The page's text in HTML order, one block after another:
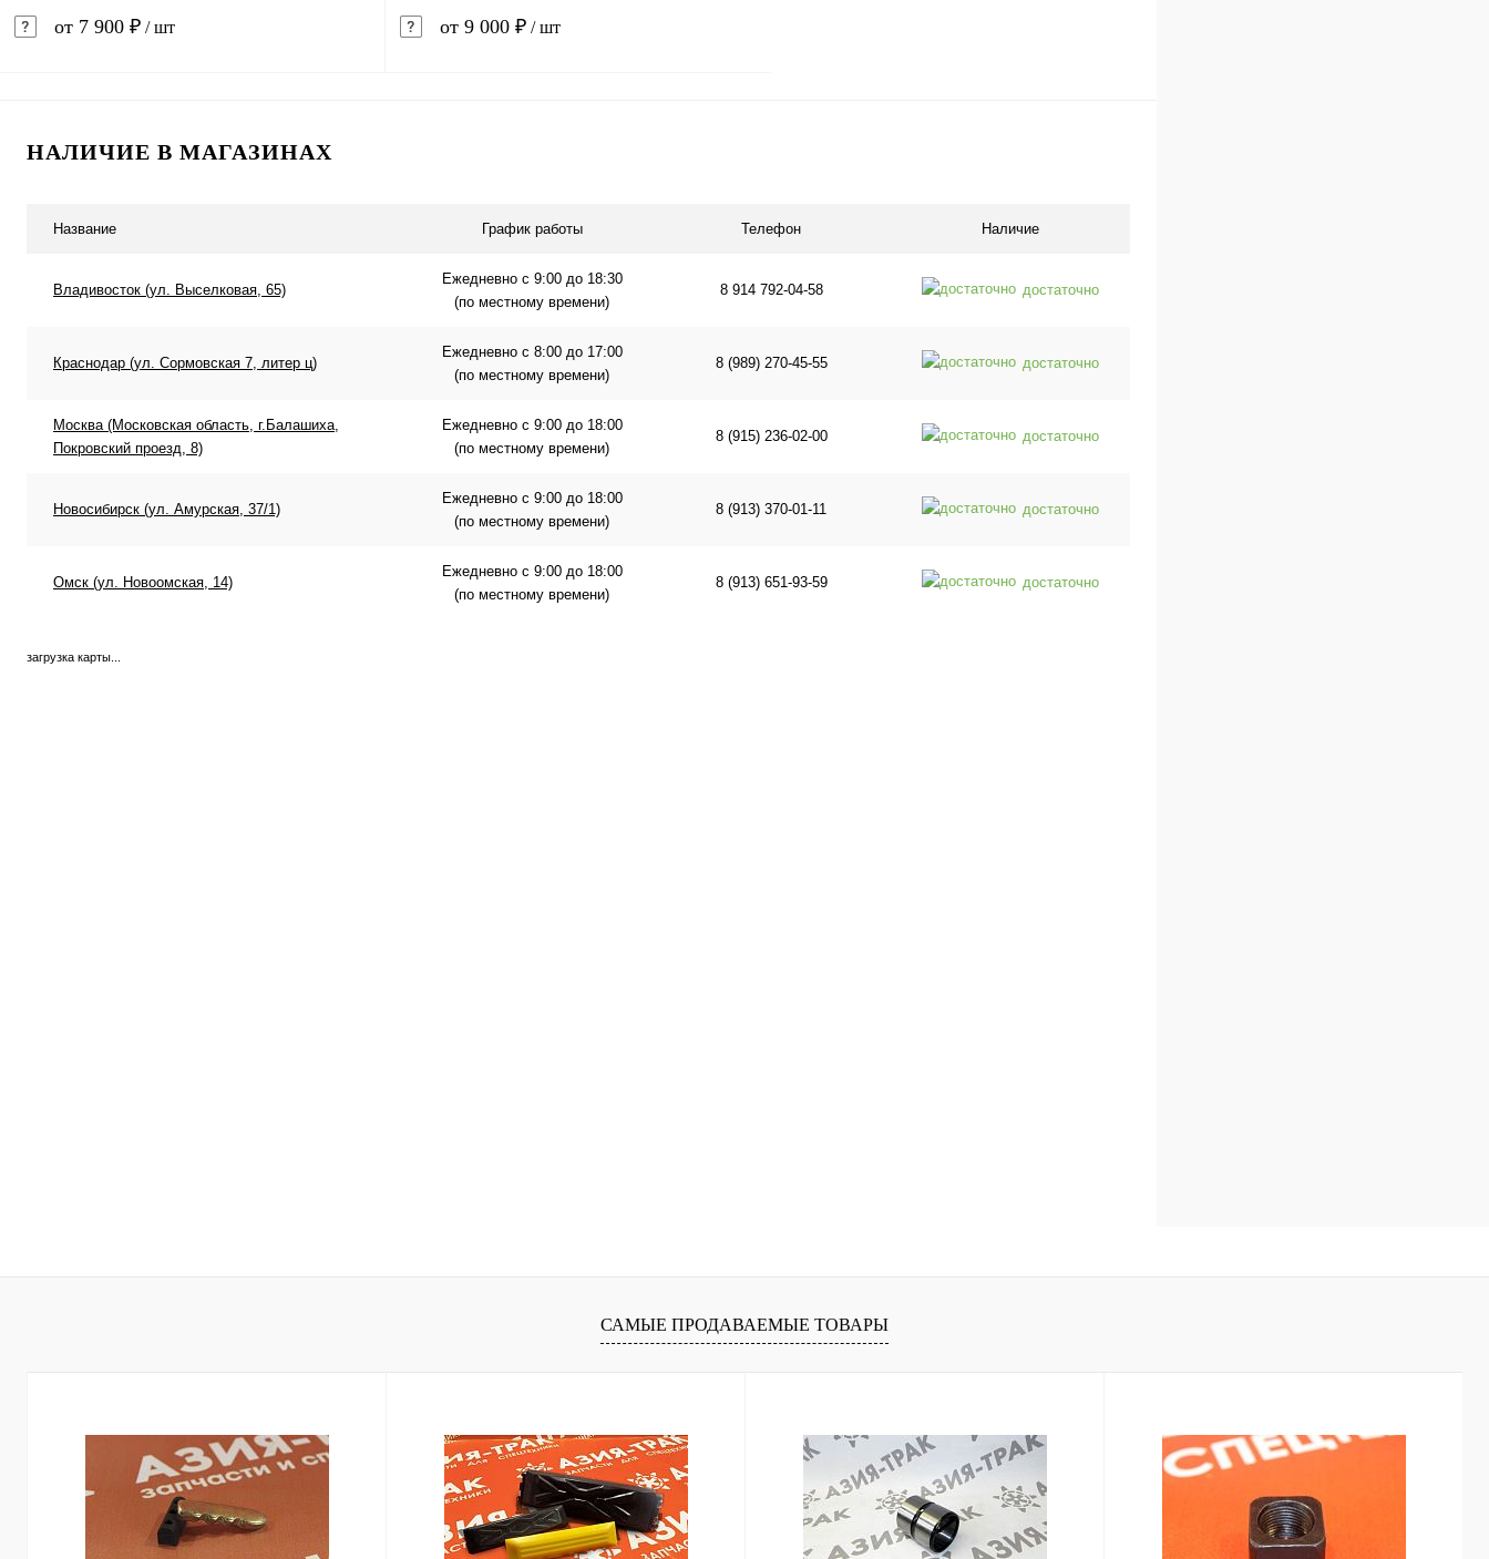
от 7 900 ₽ / шт от 9 000 ₽ / шт
НАЛИЧИЕ В МАГАЗИНАХ
Название График работы Телефон Наличие
Владивосток (ул. Выселковая, 65)
Ежедневно с 9:00 до 18:30
(по местному времени)
8 914 792-04-58 достаточно
Краснодар (ул. Сормовская 7, литер ц)
Ежедневно с 8:00 до 17:00
(по местному времени)
8 (989) 270-45-55 достаточно
Москва (Московская область, г.Балашиха,
Покровский проезд, 8)
Ежедневно с 9:00 до 18:00
(по местному времени)
8 (915) 236-02-00 достаточно
Новосибирск (ул. Амурская, 37/1)
Ежедневно с 9:00 до 18:00
(по местному времени)
8 (913) 370-01-11 достаточно
Омск (ул. Новоомская, 14)
Ежедневно с 9:00 до 18:00
(по местному времени)
8 (913) 651-93-59 достаточно
загрузка карты...
САМЫЕ ПРОДАВАЕМЫЕ ТОВАРЫ